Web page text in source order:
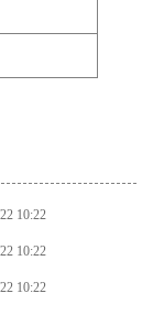
10:22
10:22
10:22